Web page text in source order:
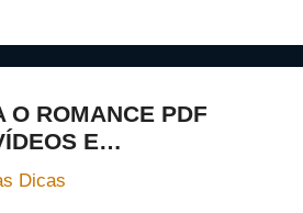
O ROMANCE PDF
E…
Dicas